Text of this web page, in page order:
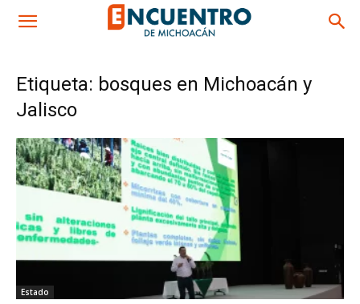
Etiqueta: bosques en Michoacán y
Jalisco
Estado